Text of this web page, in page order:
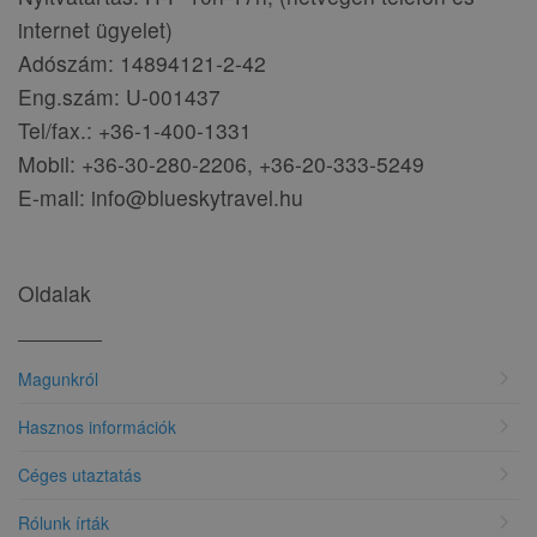
internet ügyelet)
Adószám: 14894121-2-42
Eng.szám: U-001437
Tel/fax.: +36-1-400-1331
Mobil: +36-30-280-2206, +36-20-333-5249
E-mail: info@blueskytravel.hu
Oldalak
Magunkról
Hasznos információk
Céges utaztatás
Rólunk írták